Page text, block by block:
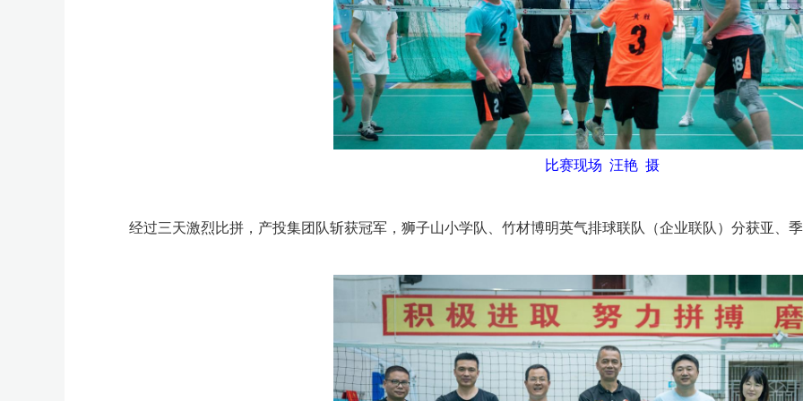
比赛现场 汪艳 摄
经过三天激烈比拼，产投集团队斩获冠军，狮子山小学队、竹材博明英气排球联队（企业联队）分获亚、